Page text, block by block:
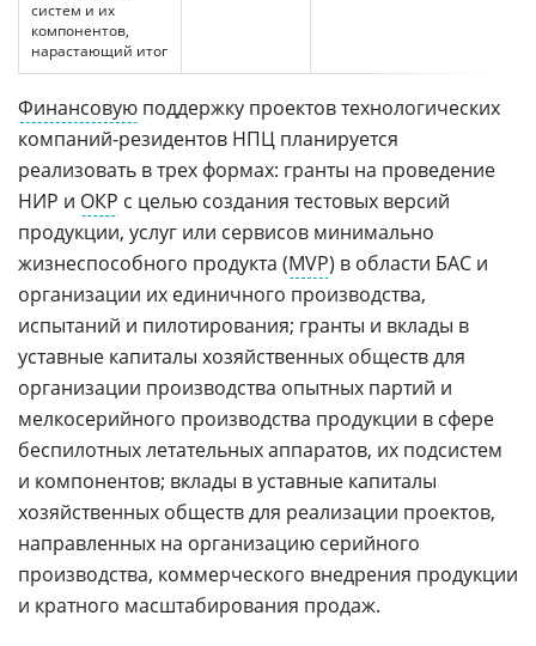
систем и их
компонентов,
нарастающий итог
Финансовую поддержку проектов технологических
компаний-резидентов НПЦ планируется
реализовать в трех формах: гранты на проведение
НИР и ОКР с целью создания тестовых версий
продукции, услуг или сервисов минимально
жизнеспособного продукта (MVP) в области БАС и
организации их единичного производства,
испытаний и пилотирования; гранты и вклады в
уставные капиталы хозяйственных обществ для
организации производства опытных партий и
мелкосерийного производства продукции в сфере
беспилотных летательных аппаратов, их подсистем
и компонентов; вклады в уставные капиталы
хозяйственных обществ для реализации проектов,
направленных на организацию серийного
производства, коммерческого внедрения продукции
и кратного масштабирования продаж.